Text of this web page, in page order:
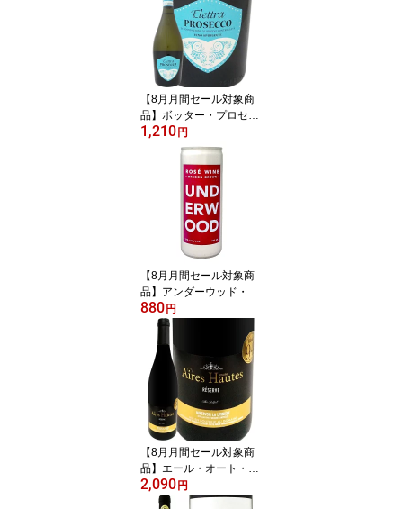
【8月月間セール対象商
品】ボッター・プロセッ
コ・スプマンテ“エレット
ラ” イタリア 白スパーク
リングワイン 750ml 辛口
スプマンテ プロセッコ p
rosecco ヴェネト グレラ
100% グレラ種 11% シ
ャルマ方式 タンク発酵
きめ細かい泡 フルーティ
ー 柑橘系 桃 花の香り
1,210円
【8月月間セール対象商
品】アンダーウッド・オ
レゴン・ロゼ(250ml缶入
り) アメリカ ロゼワイン
250ml Underwood Oreg
on 缶ワイン アルミ缶 ミ
ニ 一人飲み 旅行用 ピノ
グリ ミュスカ ピノ・ノ
ワール リースリング シ
ャルドネ 辛口 果実味 ミ
ネラル アルコール約12%
880円
【8月月間セール対象商
品】エール・オート・レ
ゼルヴ ミネルヴォワ・
ラ・リヴィニエール 201
2,090円